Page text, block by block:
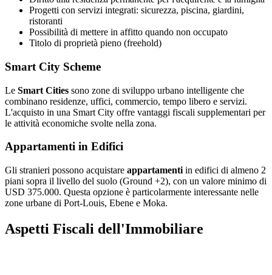
Progetti con servizi integrati: sicurezza, piscina, giardini,
ristoranti
Possibilità di mettere in affitto quando non occupato
Titolo di proprietà pieno (freehold)
Smart City Scheme
Le Smart Cities sono zone di sviluppo urbano intelligente che
combinano residenze, uffici, commercio, tempo libero e servizi.
L'acquisto in una Smart City offre vantaggi fiscali supplementari per
le attività economiche svolte nella zona.
Appartamenti in Edifici
Gli stranieri possono acquistare appartamenti in edifici di almeno 2
piani sopra il livello del suolo (Ground +2), con un valore minimo di
USD 375.000. Questa opzione è particolarmente interessante nelle
zone urbane di Port-Louis, Ebene e Moka.
Aspetti Fiscali dell'Immobiliare